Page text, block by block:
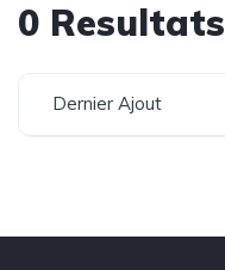
0 Resultats
Dernier Ajout